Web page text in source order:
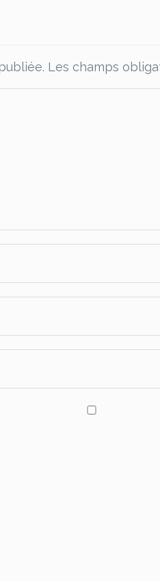
Les champs